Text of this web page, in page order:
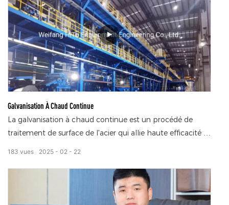
Galvanisation À Chaud Continue
La galvanisation à chaud continue est un procédé de
traitement de surface de l'acier qui allie haute efficacité et
solution de zinc fondu, qui réagit rapidement avec le zinc
pour former un revêtement de zinc dense et fortement
adhérent. Ce procédé est excellent pour améliorer la
2025 02 22
183 vues